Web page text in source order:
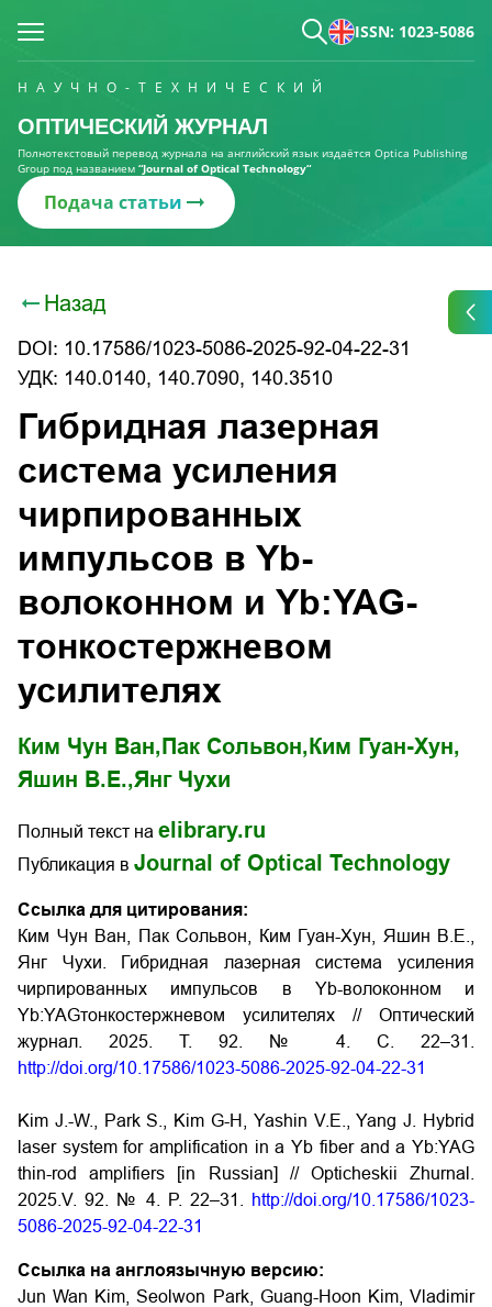
ISSN: 1023-5086
НАУЧНО-ТЕХНИЧЕСКИЙ
ОПТИЧЕСКИЙ ЖУРНАЛ
Полнотекстовый перевод журнала на английский язык издаётся Optica Publishing
Group под названием “Journal of Optical Technology“
Подача статьи
Назад
DOI: 10.17586/1023-5086-2025-92-04-22-31
УДК: 140.0140, 140.7090, 140.3510
Гибридная лазерная
система усиления
чирпированных
импульсов в Yb-
волоконном и Yb:YAG-
тонкостержневом
усилителях
Ким Чун Ван, Пак Сольвон, Ким Гуан-Хун,
Яшин В.Е.,Янг Чухи
Полный текст на elibrary.ru
Публикация в Journal of Optical Technology
Ссылка для цитирования:
Ким Чун Ван, Пак Сольвон, Ким Гуан-Хун, Яшин В.Е.,
Янг Чухи. Гибридная лазерная система усиления
чирпированных импульсов в Yb-волоконном и
Yb:YAGтонкостержневом усилителях // Оптический
журнал. 2025. Т. 92. № 4. С. 22–31.
http://doi.org/10.17586/1023-5086-2025-92-04-22-31
Kim J.-W., Park S., Kim G-H, Yashin V.E., Yang J. Hybrid
laser system for amplification in a Yb fiber and a Yb:YAG
thin-rod amplifiers [in Russian] // Opticheskii Zhurnal.
2025.V. 92. № 4. P. 22–31.
http://doi.org/10.17586/1023-
5086-2025-92-04-22-31
Ссылка на англоязычную версию:
Jun Wan Kim, Seolwon Park, Guang-Hoon Kim, Vladimir